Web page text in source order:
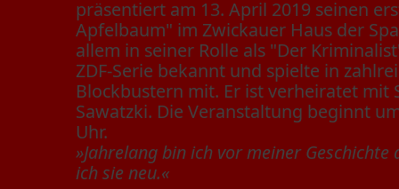
präsentiert am 13. April 2019 seinen
Apfelbaum" im Zwickauer Haus der
allem in seiner Rolle als "Der
ZDF-Serie bekannt und spielte in
Blockbustern mit. Er ist verheiratet mit
Sawatzki. Die Veranstaltung beginnt
Uhr.
»Jahrelang bin ich vor meiner
ich sie neu.«